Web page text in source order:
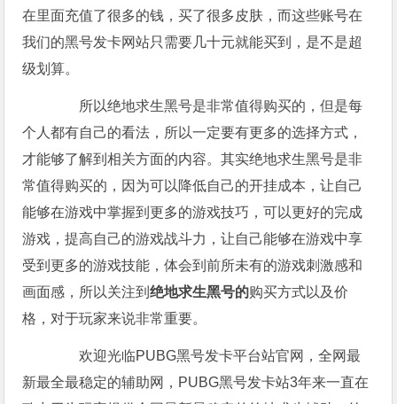
在里面充值了很多的钱，买了很多皮肤，而这些账号在
我们的黑号发卡网站只需要几十元就能买到，是不是超
级划算。
所以绝地求生黑号是非常值得购买的，但是每
个人都有自己的看法，所以一定要有更多的选择方式，
才能够了解到相关方面的内容。其实绝地求生黑号是非
常值得购买的，因为可以降低自己的开挂成本，让自己
能够在游戏中掌握到更多的游戏技巧，可以更好的完成
游戏，提高自己的游戏战斗力，让自己能够在游戏中享
受到更多的游戏技能，体会到前所未有的游戏刺激感和
画面感，所以关注到绝地求生黑号的购买方式以及价
格，对于玩家来说非常重要。
欢迎光临PUBG黑号发卡平台站官网，全网最
新最全最稳定的辅助网，PUBG黑号发卡站3年来一直在